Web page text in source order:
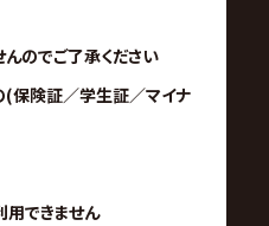
のでご了承ください
保険証／学生証／マイナ
用できません